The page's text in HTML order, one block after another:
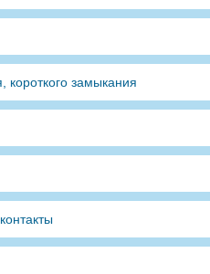
замыкания